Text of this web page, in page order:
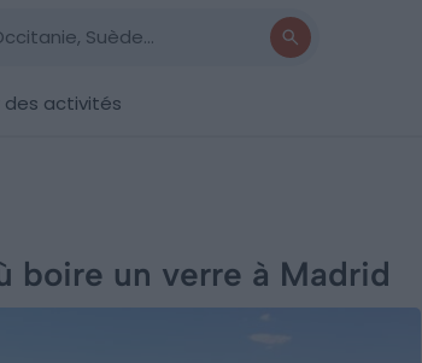
des activités
boire un verre à Madrid